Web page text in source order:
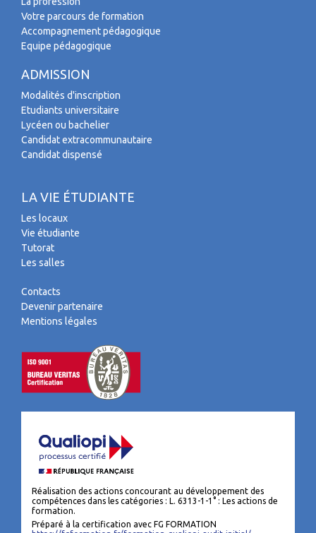
Votre parcours de formation
Accompagnement pédagogique
Equipe pédagogique
ADMISSION
Modalités d'inscription
Etudiants universitaire
Lycéen ou bachelier
Candidat extracommunautaire
Candidat dispensé
LA VIE ÉTUDIANTE
Les locaux
Vie étudiante
Tutorat
Les salles
Contacts
Devenir partenaire
Mentions légales
Réalisation des actions concourant au développement des
compétences dans les catégories : L. 6313-1-1° : Les actions de
formation.
Préparé à la certification avec FG FORMATION